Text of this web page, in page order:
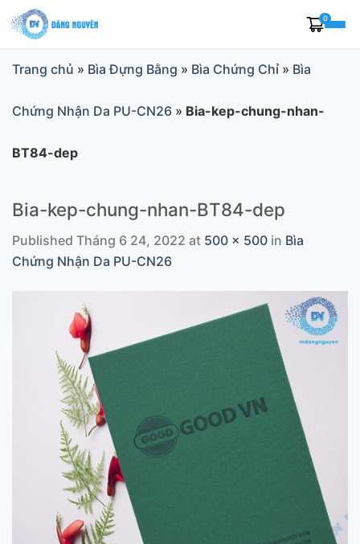
Skip
to
0
Trang chủ » Bìa Đựng Bằng » Bìa Chứng Chỉ » Bìa
Chứng Nhận Da PU-CN26 » Bia-kep-chung-nhan-
BT84-dep
Bia-kep-chung-nhan-BT84-dep
Published Tháng 6 24, 2022 at 500 × 500 in Bìa
Chứng Nhận Da PU-CN26